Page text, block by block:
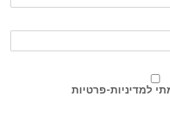
למדיניות-פרטיות